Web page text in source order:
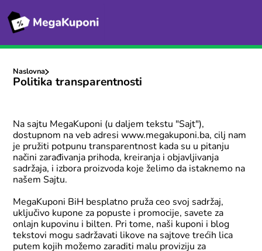
Naslovna
Politika transparentnosti
Na sajtu MegaKuponi (u daljem tekstu "Sajt"),
dostupnom na veb adresi www.megakuponi.ba, cilj nam
je pružiti potpunu transparentnost kada su u pitanju
načini zarađivanja prihoda, kreiranja i objavljivanja
sadržaja, i izbora proizvoda koje želimo da istaknemo na
našem Sajtu.
MegaKuponi BiH besplatno pruža ceo svoj sadržaj,
uključivo kupone za popuste i promocije, savete za
onlajn kupovinu i bilten. Pri tome, naši kuponi i blog
tekstovi mogu sadržavati likove na sajtove trećih lica
putem kojih možemo zaraditi malu proviziju za